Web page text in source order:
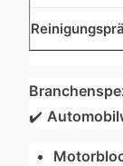
✔️